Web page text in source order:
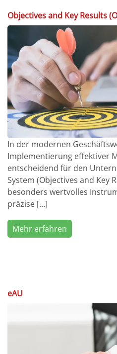
Objectives and Key Results
In der modernen
Implementierung effektiver
entscheidend für den
System (Objectives and Key
besonders wertvolles
präzise […]
Mehr erfahren
eAU